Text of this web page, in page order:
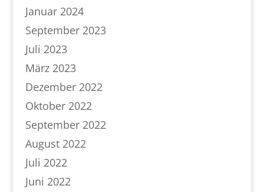
Januar 2024
September 2023
Juli 2023
März 2023
Dezember 2022
Oktober 2022
September 2022
August 2022
Juli 2022
Juni 2022